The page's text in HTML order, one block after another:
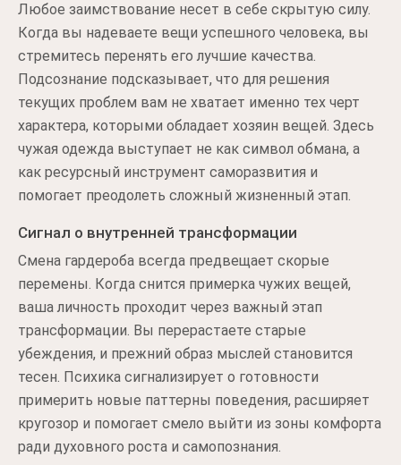
Любое заимствование несет в себе скрытую силу.
Когда вы надеваете вещи успешного человека, вы
стремитесь перенять его лучшие качества.
Подсознание подсказывает, что для решения
текущих проблем вам не хватает именно тех черт
характера, которыми обладает хозяин вещей. Здесь
чужая одежда выступает не как символ обмана, а
как ресурсный инструмент саморазвития и
помогает преодолеть сложный жизненный этап.
Сигнал о внутренней трансформации
Смена гардероба всегда предвещает скорые
перемены. Когда снится примерка чужих вещей,
ваша личность проходит через важный этап
трансформации. Вы перерастаете старые
убеждения, и прежний образ мыслей становится
тесен. Психика сигнализирует о готовности
примерить новые паттерны поведения, расширяет
кругозор и помогает смело выйти из зоны комфорта
ради духовного роста и самопознания.